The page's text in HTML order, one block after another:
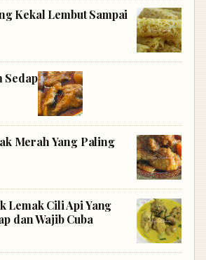
Kekal Lembut Sampai
Sedap
Merah Yang Paling
Lemak Cili Api Yang
dan Wajib Cuba